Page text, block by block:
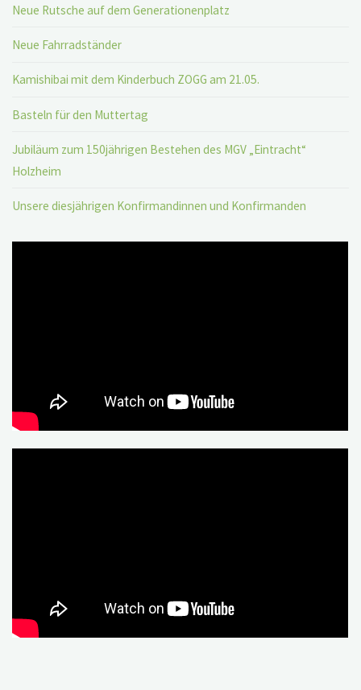
Neue Rutsche auf dem Generationenplatz
Neue Fahrradständer
Kamishibai mit dem Kinderbuch ZOGG am 21.05.
Basteln für den Muttertag
Jubiläum zum 150jährigen Bestehen des MGV „Eintracht“
Holzheim
Unsere diesjährigen Konfirmandinnen und Konfirmanden